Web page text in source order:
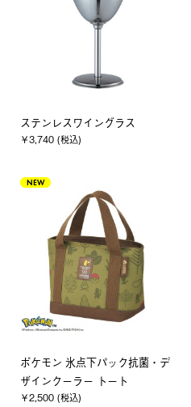
ステンレスワイングラス
￥3,740 (税込)
NEW
ポケモン 氷点下パック抗菌・デ
ザインクーラー トート
￥2,500 (税込)